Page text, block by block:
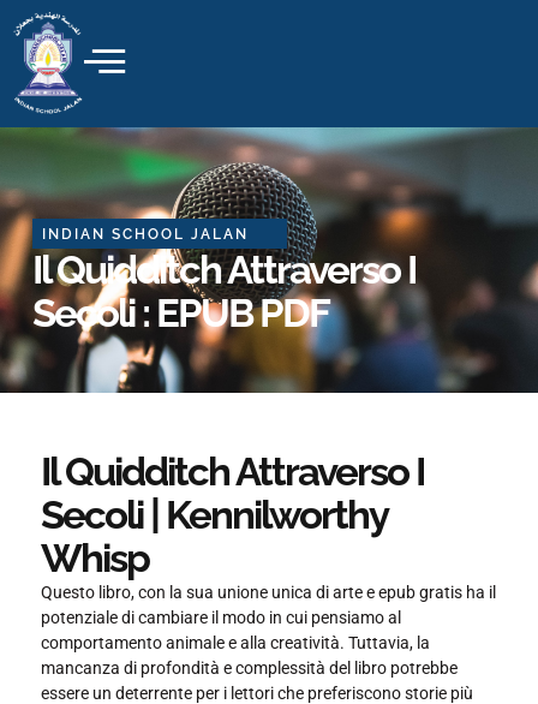
to
content
INDIAN SCHOOL JALAN
Il Quidditch Attraverso I
Secoli : EPUB PDF
Il Quidditch Attraverso I
Secoli | Kennilworthy
Whisp
Questo libro, con la sua unione unica di arte e epub gratis ha il
potenziale di cambiare il modo in cui pensiamo al
comportamento animale e alla creatività. Tuttavia, la
mancanza di profondità e complessità del libro potrebbe
essere un deterrente per i lettori che preferiscono storie più